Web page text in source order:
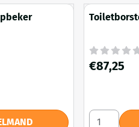
met stolpbeker
Prijs: 87,25
€87,25
Aantal